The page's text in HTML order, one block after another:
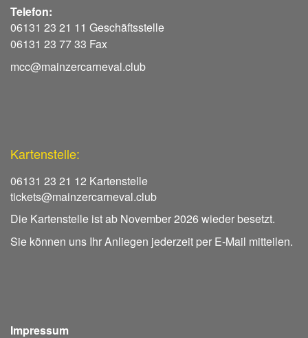
Telefon:
06131 23 21 11 Geschäftsstelle
06131 23 77 33 Fax
mcc@mainzercarneval.club
Kartenstelle:
06131 23 21 12 Kartenstelle
tickets@mainzercarneval.club
Die Kartenstelle ist ab November 2026 wieder besetzt.
Sie können uns Ihr Anliegen jederzeit per E-Mail mitteilen.
Impressum